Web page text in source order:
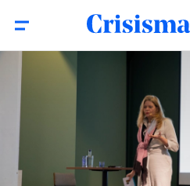
Netwerkdag Watercrises 2025:
voor een grote opgave’